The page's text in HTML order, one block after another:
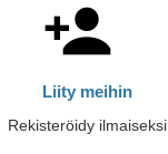
Liity meihin
Rekisteröidy ilmaiseksi